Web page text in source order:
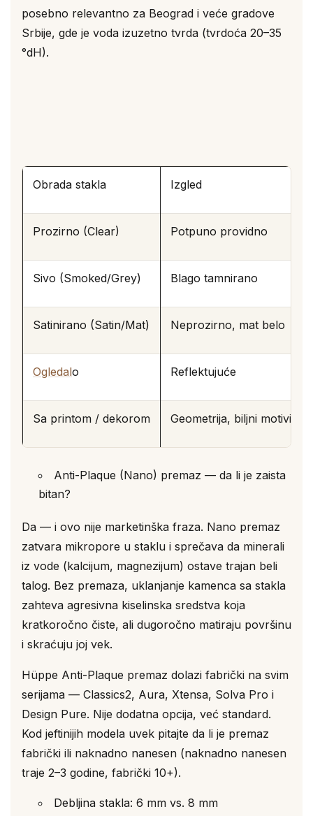
posebno relevantno za Beograd i veće gradove
Srbije, gde je voda izuzetno tvrda (tvrdoća 20–35
°dH).
Obrada stakla Izgled
Prozirno (Clear) Potpuno providno
Sivo (Smoked/Grey) Blago tamnirano
Satinirano (Satin/Mat) Neprozirno, mat belo
Ogledalo Reflektujuće
Sa printom / dekorom Geometrija, biljni motivi
Anti-Plaque (Nano) premaz — da li je zaista
bitan?
Da — i ovo nije marketinška fraza. Nano premaz
zatvara mikropore u staklu i sprečava da minerali
iz vode (kalcijum, magnezijum) ostave trajan beli
talog. Bez premaza, uklanjanje kamenca sa stakla
zahteva agresivna kiselinska sredstva koja
kratkoročno čiste, ali dugoročno matiraju površinu
i skraćuju joj vek.
Hüppe Anti-Plaque premaz dolazi fabrički na svim
serijama — Classics2, Aura, Xtensa, Solva Pro i
Design Pure. Nije dodatna opcija, već standard.
Kod jeftinijih modela uvek pitajte da li je premaz
fabrički ili naknadno nanesen (naknadno nanesen
traje 2–3 godine, fabrički 10+).
Debljina stakla: 6 mm vs. 8 mm